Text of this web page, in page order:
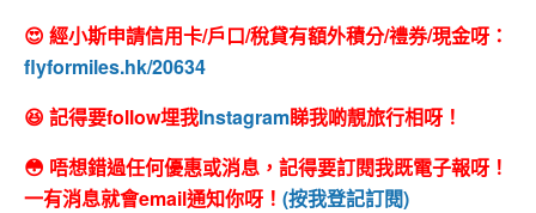
😍 經小斯申請信用卡/戶口/稅貸有額外積分/禮券/現金呀：
flyformiles.hk/20634
😆 記得要follow埋我Instagram睇我啲靚旅行相呀！
😳 唔想錯過任何優惠或消息，記得要訂閱我既電子報呀！
一有消息就會email通知你呀！ (按我登記訂閱)